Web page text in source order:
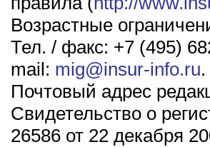
Возрастные
Тел. / факс: +7 (495)
mail: mig@insur-info.ru.
Почтовый адрес
Свидетельство о
26586 от 22 декабря